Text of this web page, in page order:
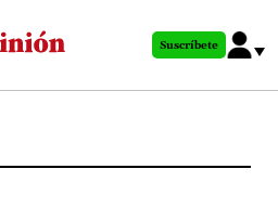
al
principal
Suscríbete